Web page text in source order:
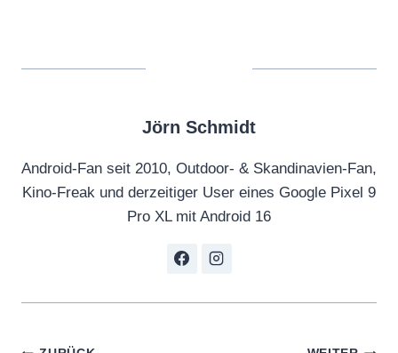
Jörn Schmidt
Android-Fan seit 2010, Outdoor- & Skandinavien-Fan,
Kino-Freak und derzeitiger User eines Google Pixel 9
Pro XL mit Android 16